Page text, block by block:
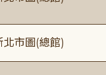
北市圖(總館)